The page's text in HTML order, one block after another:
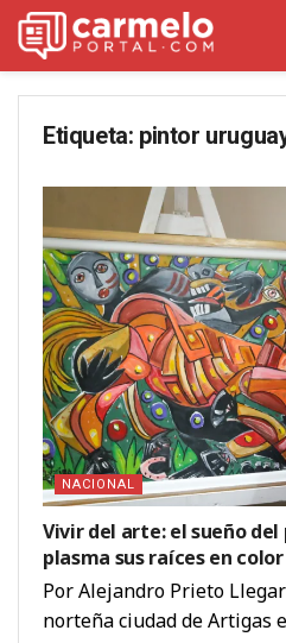
Etiqueta: pintor
NACIONAL
Vivir del arte: el sueño
plasma sus raíces en color
Por Alejandro Prieto
norteña ciudad de Artigas